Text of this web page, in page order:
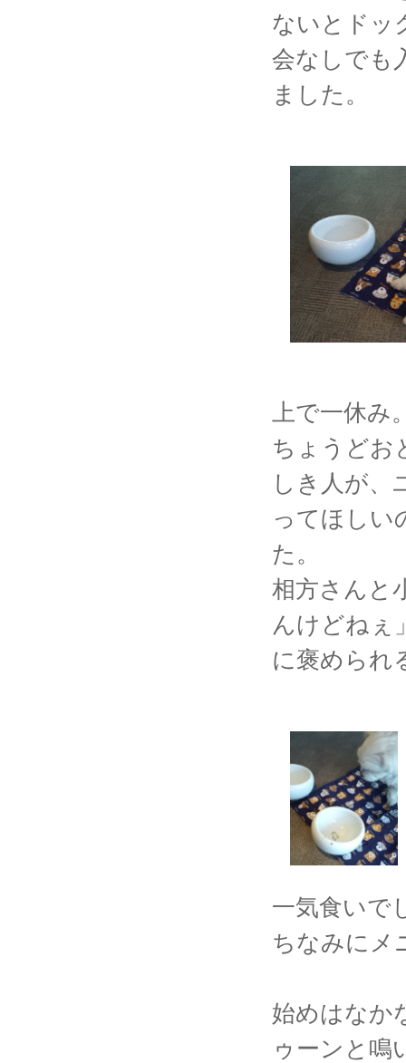
ないとドッ
会なしでも
ました。
上で一休み
ちょうどお
しき人が、
ってほしい
た。
相方さんと
んけどねぇ
に褒められ
一気食い
ちなみにメ
始めはなか
ゥーンと鳴